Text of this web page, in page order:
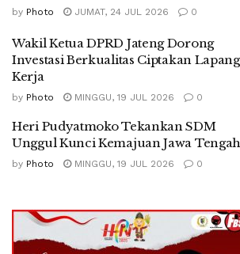
by Photo JUMAT, 24 JUL 2026 0
Wakil Ketua DPRD Jateng Dorong
Investasi Berkualitas Ciptakan
Kerja
by Photo MINGGU, 19 JUL 2026 0
Heri Pudyatmoko Tekankan SDM
Unggul Kunci Kemajuan Jawa Tengah
by Photo MINGGU, 19 JUL 2026 0